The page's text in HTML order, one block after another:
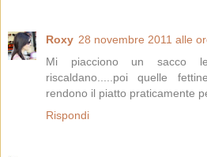
Roxy 28 novembre 2011 alle
Mi piacciono un sacco le
riscaldano.....poi quelle
rendono il piatto praticamente
Rispondi